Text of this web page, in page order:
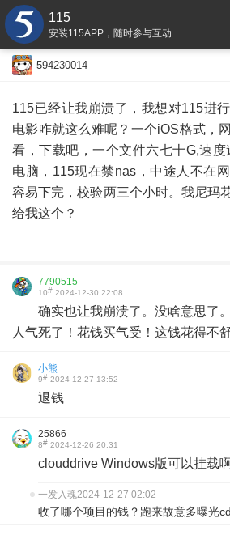
115
安装115APP，随时参与互动
594230014
115已经让我崩溃了，我想对115进
电影咋就这么难呢？一个iOS格式，
看，下载吧，一个文件六七十G,速度
电脑，115现在禁nas，中途人不在
容易下完，校验两三个小时。我尼玛
给我这个？
7790515
10# 2024-12-30 22:08
确实也让我崩溃了。没啥意思了
人气死了！花钱买气受！这钱花得不
小熊
9# 2024-12-27 13:52
退钱
25866
8# 2024-12-26 20:31
clouddrive Windows版可以挂载
一发入魂2024-12-27 02:02
收了哪个项目的钱？跑来故意多曝光